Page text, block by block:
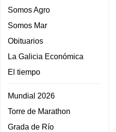
Somos Agro
Somos Mar
Obituarios
La Galicia Económica
El tiempo
Mundial 2026
Torre de Marathon
Grada de Río